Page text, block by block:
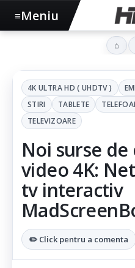
4K ULTRA HD ( UHDTV )
STIRI
TABLETE
TELEVIZOARE
Noi surse
video 4K:
tv interactiv
✏️ Click pentru a comenta
≡Meniu
⌂